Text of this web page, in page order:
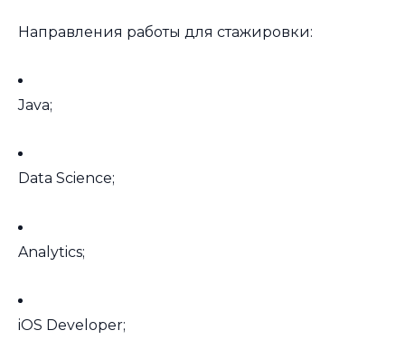
Направления работы для стажировки:
Java;
Data Science;
Analytics;
iOS Developer;